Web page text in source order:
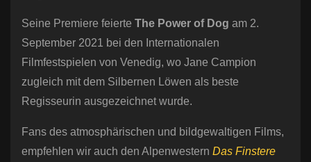
Seine Premiere feierte The Power of Dog am 2.
September 2021 bei den Internationalen
Filmfestspielen von Venedig, wo Jane Campion
zugleich mit dem Silbernen Löwen als beste
Regisseurin ausgezeichnet wurde.
Fans des atmosphärischen und bildgewaltigen Films,
empfehlen wir auch den Alpenwestern Das Finstere